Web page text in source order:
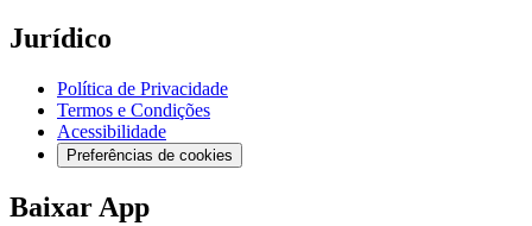
Jurídico
Política de Privacidade
Termos e Condições
Acessibilidade
Preferências de cookies
Baixar App